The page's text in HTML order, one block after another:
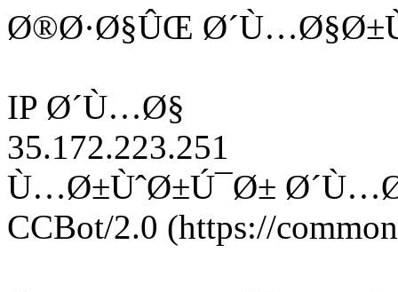
Ø®Ø·Ø§ÛŒ
IP Ø´Ù…Ø§
35.172.223.251
Ù…Ø±ÙˆØ±Ú¯Ø±
CCBot/2.0 (https://